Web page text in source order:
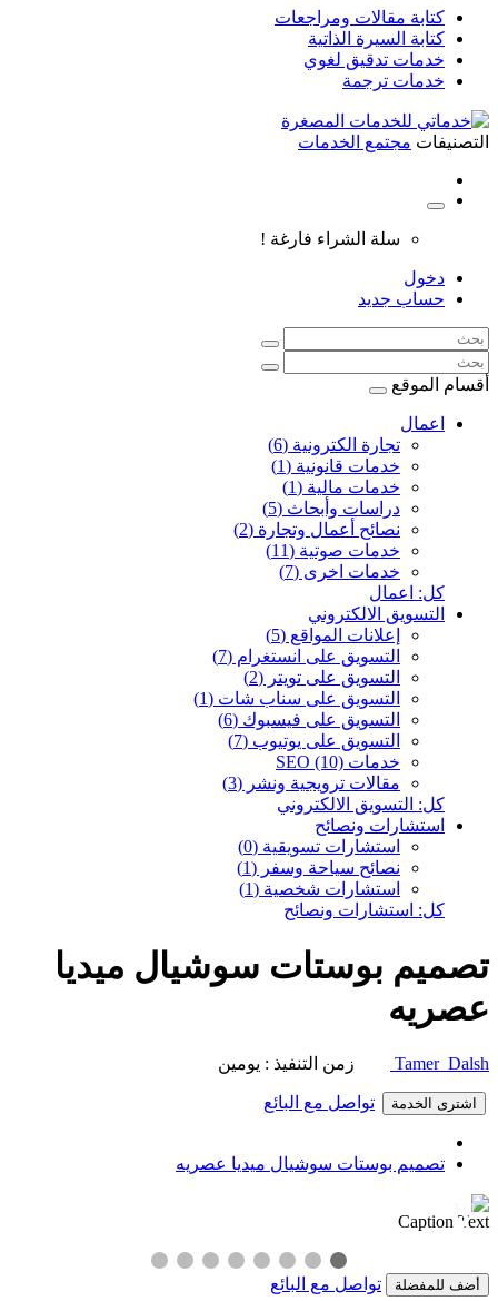
كتابة مقالات ومراجعات
كتابة السيرة الذاتية
خدمات تدقيق لغوي
خدمات ترجمة
التصنيفات مجتمع الخدمات
سلة الشراء فارغة !
دخول
حساب جديد
أقسام الموقع
اعمال
تجارة الكترونية (6)
خدمات قانونية (1)
خدمات مالية (1)
دراسات وأبحاث (5)
نصائح أعمال وتجارة (2)
خدمات صوتية (11)
خدمات اخرى (7)
كل: اعمال
التسويق الالكتروني
إعلانات المواقع (5)
التسويق على انستغرام (7)
التسويق على تويتر (2)
التسويق على سناب شات (1)
التسويق على فيسبوك (6)
التسويق على يوتيوب (7)
خدمات SEO (10)
مقالات ترويجية ونشر (3)
كل: التسويق الالكتروني
استشارات ونصائح
استشارات تسويقية (0)
نصائح سياحة وسفر (1)
استشارات شخصية (1)
كل: استشارات ونصائح
تصميم بوستات سوشيال ميديا
عصريه
Tamer Dalsh زمن التنفيذ : يومين
اشترى الخدمة تواصل مع البائع
تصميم بوستات سوشيال ميديا عصريه
1 / 3
Caption Text
❮
أضف للمفضلة تواصل مع البائع